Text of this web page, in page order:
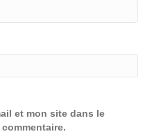
et mon site dans le